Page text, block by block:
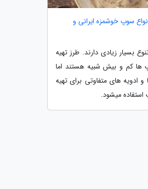
سوپ خوشمزه ایرانی و
بسیار زیادی دارند. طرز تهیه
ها کم و بیش شبیه هستند اما
ادویه های متفاوتی برای تهیه
استفاده میشود.